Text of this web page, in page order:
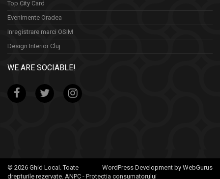
Top City Card
Evenimente Oradea
Inregistrare marci OSIM
Design Interior Cluj
WE ARE SOCIABLE!
WordPress Development by WebGurus
© 2026 Ghid Local. Toate
drepturile rezervate. ANPC - Protectia consumatorului